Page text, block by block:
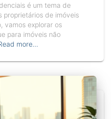
é um tema de
proprietários de imóveis
vamos explorar os
para imóveis não
more…